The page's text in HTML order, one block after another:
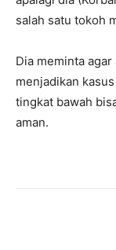
salah satu tokoh
Dia meminta
menjadikan
tingkat bawah
aman.